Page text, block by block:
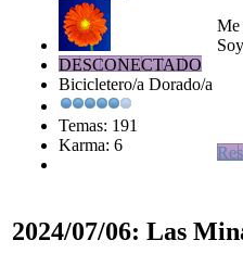
DESCONECTADO
Bicicletero/a Dorado/a
Temas: 191
Karma: 6
Me
2024/07/06: Las